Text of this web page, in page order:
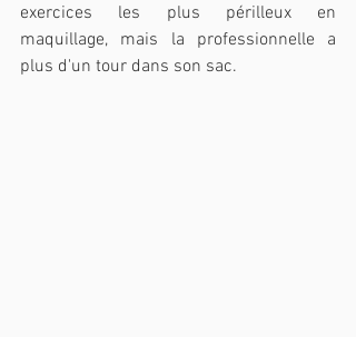
exercices les plus périlleux en
maquillage, mais la professionnelle a
plus d'un tour dans son sac.